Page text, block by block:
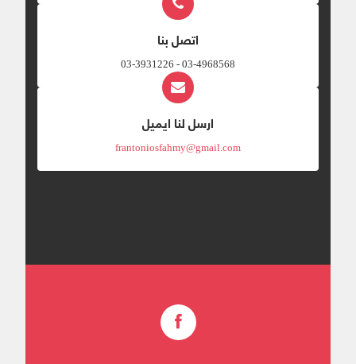
اتصل بنا
03-4968568 - 03-3931226
ارسل لنا ايميل
frantoniosfahmy@gmail.com